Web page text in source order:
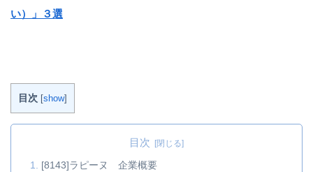
い）」３選
目次 [show]
目次
[8143]ラピーヌ 企業概要